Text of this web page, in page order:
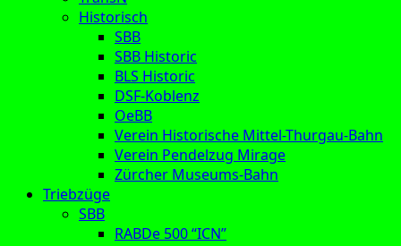
Historisch
SBB
SBB Historic
BLS Historic
DSF-Koblenz
OeBB
Verein Historische Mittel-Thurgau-Bahn
Verein Pendelzug Mirage
Zürcher Museums-Bahn
Triebzüge
SBB
RABDe 500 “ICN”